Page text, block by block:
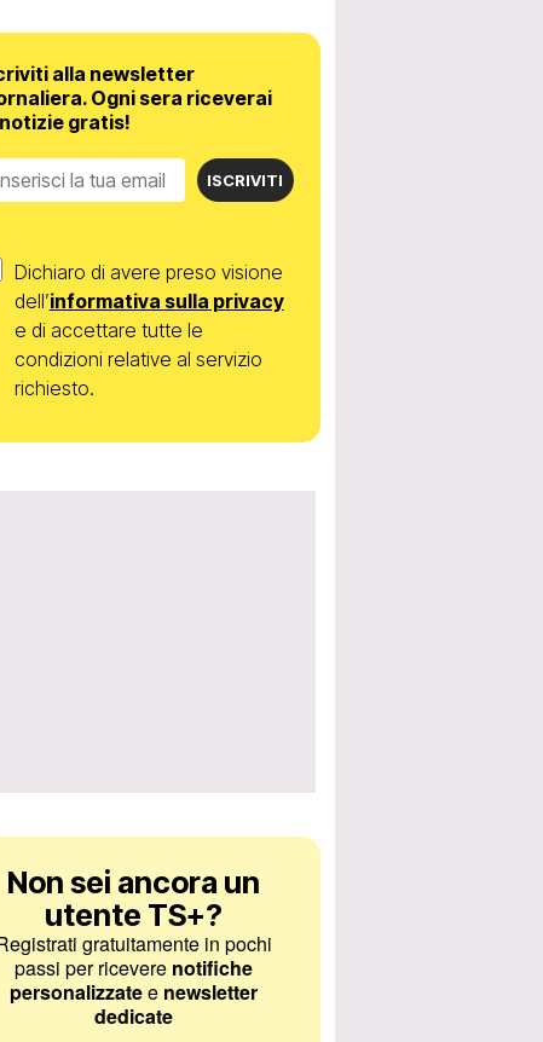
alla newsletter
Ogni sera riceverai
gratis!
ISCRIVITI
Dichiaro di avere preso visione
dell’informativa sulla privacy
e di accettare tutte le
condizioni relative al servizio
richiesto.
Non sei ancora un
utente TS+?
gratuitamente in pochi
passi per ricevere notifiche
personalizzatee newsletter
dedicate